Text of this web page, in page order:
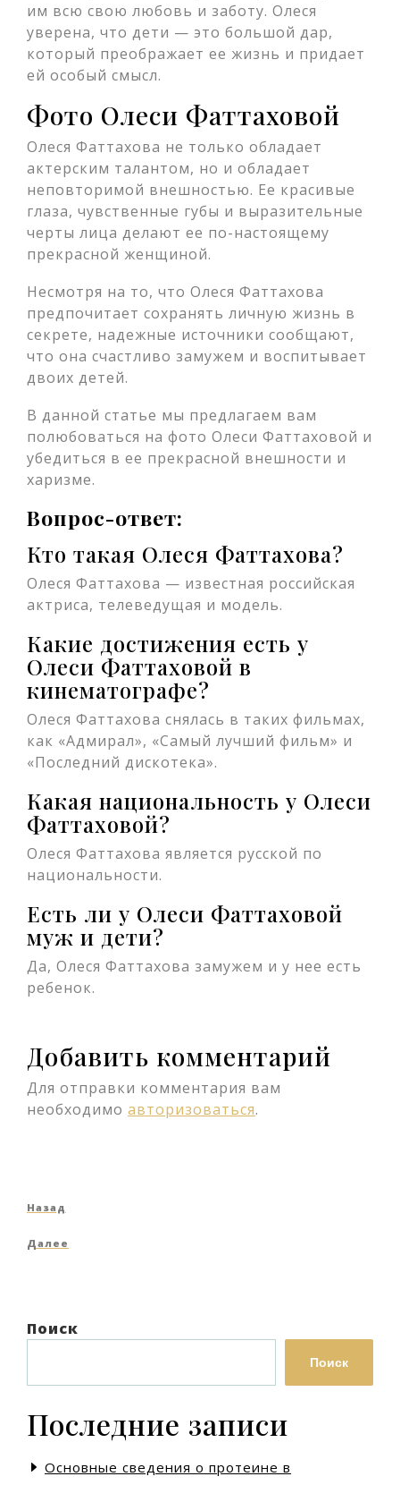
им всю свою любовь и заботу. Олеся
уверена, что дети — это большой дар,
который преображает ее жизнь и придает
ей особый смысл.
Фото Олеси Фаттаховой
Олеся Фаттахова не только обладает
актерским талантом, но и обладает
неповторимой внешностью. Ее красивые
глаза, чувственные губы и выразительные
черты лица делают ее по-настоящему
прекрасной женщиной.
Несмотря на то, что Олеся Фаттахова
предпочитает сохранять личную жизнь в
секрете, надежные источники сообщают,
что она счастливо замужем и воспитывает
двоих детей.
В данной статье мы предлагаем вам
полюбоваться на фото Олеси Фаттаховой и
убедиться в ее прекрасной внешности и
харизме.
Вопрос-ответ:
Кто такая Олеся Фаттахова?
Олеся Фаттахова — известная российская
актриса, телеведущая и модель.
Какие достижения есть у
Олеси Фаттаховой в
кинематографе?
Олеся Фаттахова снялась в таких фильмах,
как «Адмирал», «Самый лучший фильм» и
«Последний дискотека».
Какая национальность у Олеси
Фаттаховой?
Олеся Фаттахова является русской по
национальности.
Есть ли у Олеси Фаттаховой
муж и дети?
Да, Олеся Фаттахова замужем и у нее есть
ребенок.
Добавить комментарий
Для отправки комментария вам
необходимо авторизоваться.
Навигация
по
Предыдущая
Назад
Следующая
Далее
Поиск
Поиск
Последние записи
Основные сведения о протеине в